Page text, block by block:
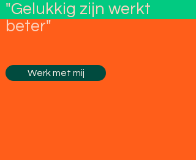
"Gelukkig zijn werkt
beter"
Werk met mij